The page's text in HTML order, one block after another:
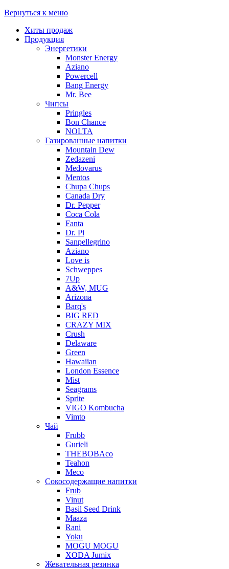
Вернуться к меню
Хиты продаж
Продукция
Энергетики
Monster Energy
Aziano
Powercell
Bang Energy
Mr. Bee
Чипсы
Pringles
Bon Chance
NOLTA
Газированные напитки
Mountain Dew
Zedazeni
Medovarus
Mentos
Chupa Chups
Canada Dry
Dr. Pepper
Coca Cola
Fanta
Dr. Pi
Sanpellegrino
Aziano
Love is
Schweppes
7Up
A&W, MUG
Arizona
Barq's
BIG RED
CRAZY MIX
Crush
Delaware
Green
Hawaiian
London Essence
Mist
Seagrams
Sprite
VIGO Kombucha
Vimto
Чай
Frubb
Gurieli
THEBOBAco
Teahon
Meco
Сокосодержащие напитки
Frub
Vinut
Basil Seed Drink
Maaza
Rani
Yoku
MOGU MOGU
XODA Jumix
Жевательная резинка